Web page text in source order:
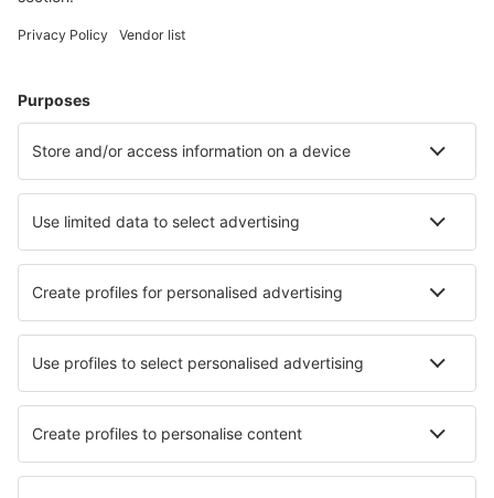
Palma de Mallorca Airport (PMI)
Santander Parayas (SDR)
Vigo Peinador (VGO)
Barcelona
Murcia
Sewilla San Pablo (SVQ)
Tenerife Norte (TFN)
Tenerife South (TFS)
Valladolid Airport (VLL)